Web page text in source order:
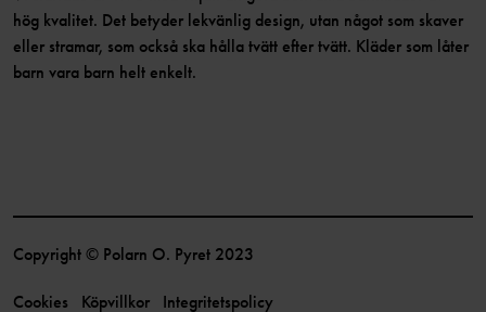
hög kvalitet. Det betyder lekvänlig design, utan något som skaver
eller stramar, som också ska hålla tvätt efter tvätt. Kläder som låter
barn vara barn helt enkelt.
Copyright © Polarn O. Pyret 2023
Cookies Köpvillkor Integritetspolicy